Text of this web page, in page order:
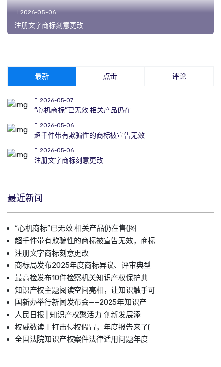
2026-05-06
注册文字商标刻意更改
最新 点击 评论
2026-05-07
“心机商标”已无效 相关产品仍在
2026-05-06
超千件带有欺骗性的商标被宣告无效
2026-05-06
注册文字商标刻意更改
最近新闻
“心机商标”已无效 相关产品仍在售(图
超千件带有欺骗性的商标被宣告无效，商标
注册文字商标刻意更改
商标局发布2025年度商标异议、评审典型
最高检发布10件检察机关知识产权保护典
知识产权主题阅读空间亮相，让知识触手可
国新办举行新闻发布会——2025年知识产
人民日报 | 知识产权聚活力 创新发展添
权威数读丨打击侵权假冒，年度报告来了(
全国法院知识产权案件法律适用问题年度